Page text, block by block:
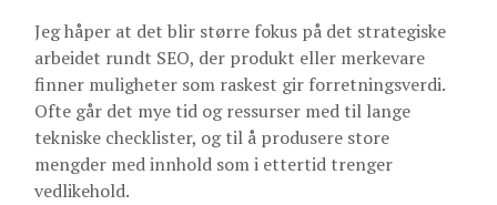
Jeg håper at det blir større fokus på det strategiske
arbeidet rundt SEO, der produkt eller merkevare
finner muligheter som raskest gir forretningsverdi.
Ofte går det mye tid og ressurser med til lange
tekniske checklister, og til å produsere store
mengder med innhold som i ettertid trenger
vedlikehold.